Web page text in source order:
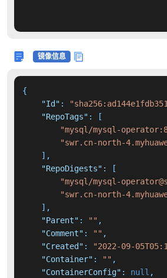
镜像信息
{
"Id" :
"RepoTags" :
[
"mysql/mysql-
"swr.cn-north-
] ,
"RepoDigests" :
[
"mysql/mysql-
"swr.cn-north-
] ,
"Parent" : "" ,
"Comment" : "" ,
"Created" : "2022-09-
"Container" : "" ,
"ContainerConfig" : null ,